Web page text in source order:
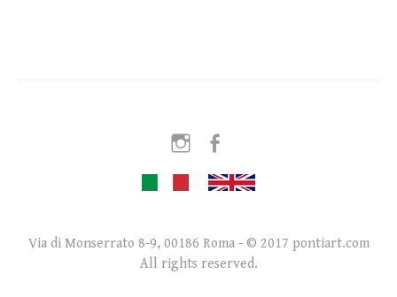
Instagram
Via di Monserrato 8-9, 00186 Roma - © 2017 pontiart.com
All rights reserved.